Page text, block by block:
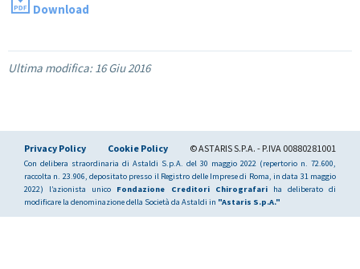
Download
Ultima modifica: 16 Giu 2016
Privacy Policy Cookie Policy © ASTARIS S.P.A. - P.IVA 00880281001
Con delibera straordinaria di Astaldi S.p.A. del 30 maggio 2022 (repertorio n. 72.600,
raccolta n. 23.906, depositato presso il Registro delle Imprese di Roma, in data 31 maggio
2022) l’azionista unico Fondazione Creditori Chirografariha deliberato di
modificare la denominazione della Società da Astaldi in "Astaris S.p.A."